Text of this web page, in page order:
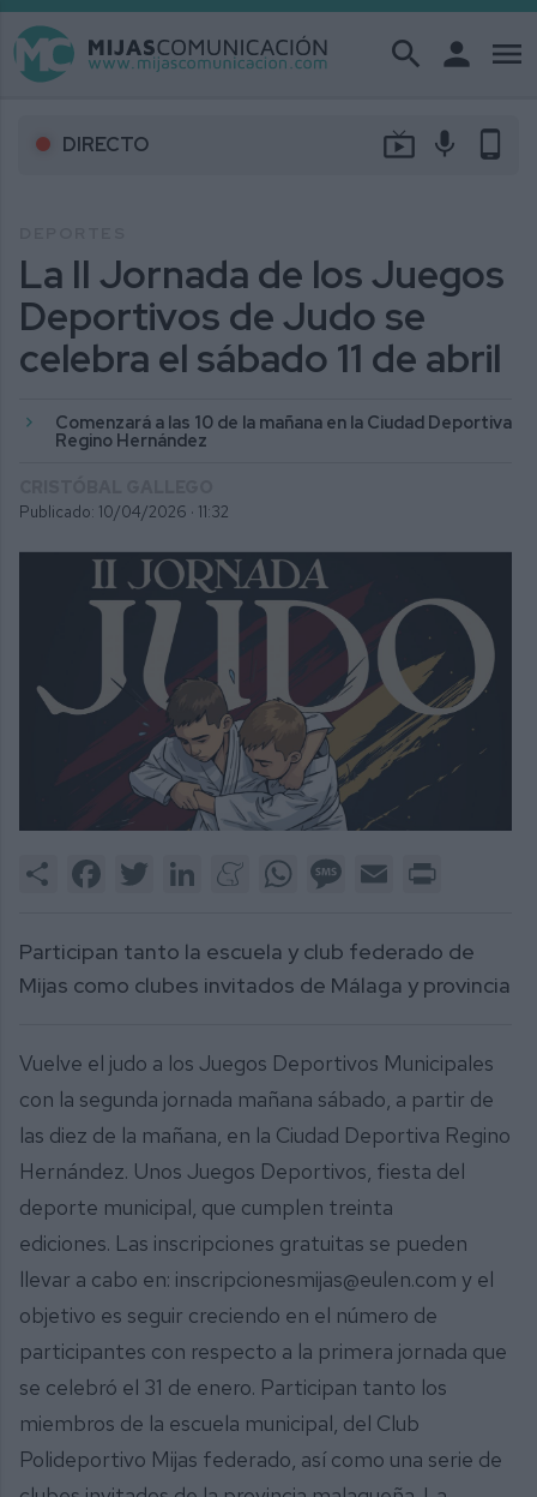
search person menu
DIRECTO live_tv mic phone_android
La II Jornada de los Juegos
Deportivos de Judo se
celebra el sábado 11 de abril
Comenzará a las 10 de la mañana en la Ciudad Deportiva
Regino Hernández
Publicado: 10/04/2026 · 11:32
Share FacebookTwitter LinkedInMeneameWhatsAppMessage
Email
Participan tanto la escuela y club federado de
Mijas como clubes invitados de Málaga y provincia
Vuelve el judo a los Juegos Deportivos Municipales
con la segunda jornada mañana sábado, a partir de
las diez de la mañana, en la Ciudad Deportiva Regino
Hernández. Unos Juegos Deportivos, fiesta del
deporte municipal, que cumplen treinta
ediciones. Las inscripciones gratuitas se pueden
llevar a cabo en: inscripcionesmijas@eulen.com y el
objetivo es seguir creciendo en el número de
participantes con respecto a la primera jornada que
se celebró el 31 de enero. Participan tanto los
miembros de la escuela municipal, del Club
Polideportivo Mijas federado, así como una serie de